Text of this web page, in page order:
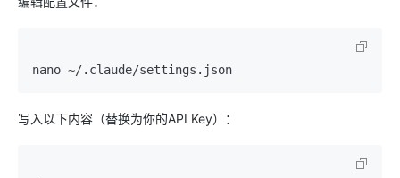
写入以下内容（替换为你的API Key）：